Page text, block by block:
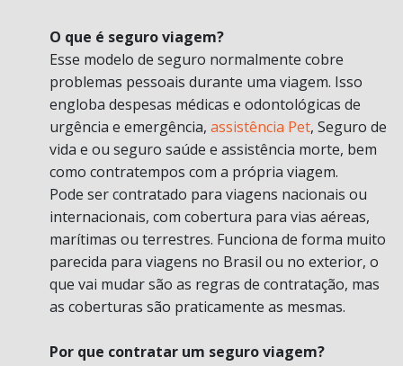
O que é seguro viagem?
Esse modelo de seguro normalmente cobre
problemas pessoais durante uma viagem. Isso
engloba despesas médicas e odontológicas de
urgência e emergência, assistência Pet, Seguro de
vida e ou seguro saúde e assistência morte, bem
como contratempos com a própria viagem.
Pode ser contratado para viagens nacionais ou
internacionais, com cobertura para vias aéreas,
marítimas ou terrestres. Funciona de forma muito
parecida para viagens no Brasil ou no exterior, o
que vai mudar são as regras de contratação, mas
as coberturas são praticamente as mesmas.
Por que contratar um seguro viagem?